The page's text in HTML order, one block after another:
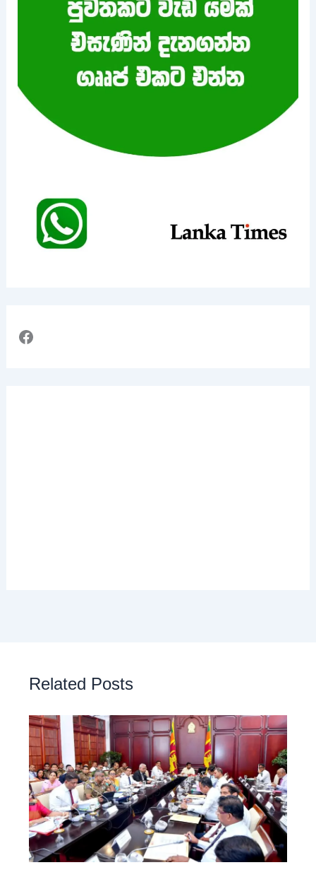
Related Posts